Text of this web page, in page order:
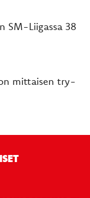
SM-Liigassa 38
mittaisen try-